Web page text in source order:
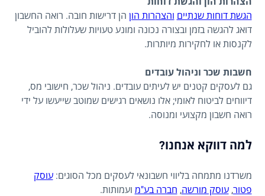
הגשת דוחות שנתיים והצהרות הון הן דרישות חובה. רואה החשבון
דואג להגשה בזמן ובצורה נכונה ומונע טעויות שעלולות להוביל
לקנסות או לחקירות מיותרות.
חשבות שכר וניהול עובדים
גם לעסקים קטנים יש לעיתים עובדים. ניהול שכר, חישובי מס,
דיווחים לביטוח לאומי; אלו נושאים רגישים שמוטב שייעשו על ידי
רואה חשבון מקצועי ומנוסה.
למה דווקא אנחנו?
משרדנו מתמחה בליווי חשבונאי לעסקים מכל הסוגים:עוסק
פטור,עוסק מורשה, חברה בע"מ ועמותות.